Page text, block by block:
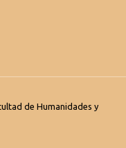
de Humanidades y